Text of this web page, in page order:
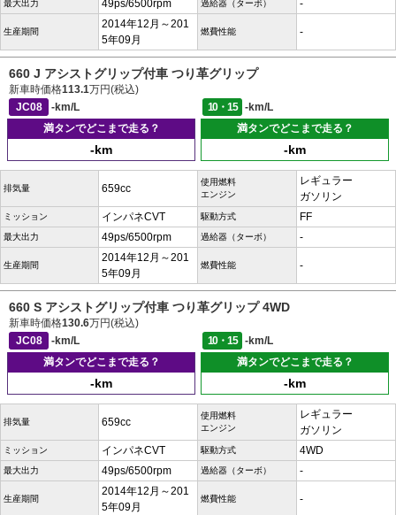
最大出力 49ps/6500rpm 過給器（ターボ） -
生産期間
2014年12月～201
5年09月
燃費性能 -
660 J アシストグリップ付車 つり革グリップ
新車時価格113.1万円(税込)
JC08
-km/L 10・15
-km/L
満タンでどこまで走る？
-km
満タンでどこまで走る？
-km
排気量 659cc
使用燃料
エンジン
レギュラー
ガソリン
ミッション インパネCVT 駆動方式 FF
最大出力 49ps/6500rpm 過給器（ターボ） -
生産期間
2014年12月～201
5年09月
燃費性能 -
660 S アシストグリップ付車 つり革グリップ 4WD
新車時価格130.6万円(税込)
JC08
-km/L 10・15
-km/L
満タンでどこまで走る？
-km
満タンでどこまで走る？
-km
排気量 659cc
使用燃料
エンジン
レギュラー
ガソリン
ミッション インパネCVT 駆動方式 4WD
最大出力 49ps/6500rpm 過給器（ターボ） -
生産期間
2014年12月～201
5年09月
燃費性能 -